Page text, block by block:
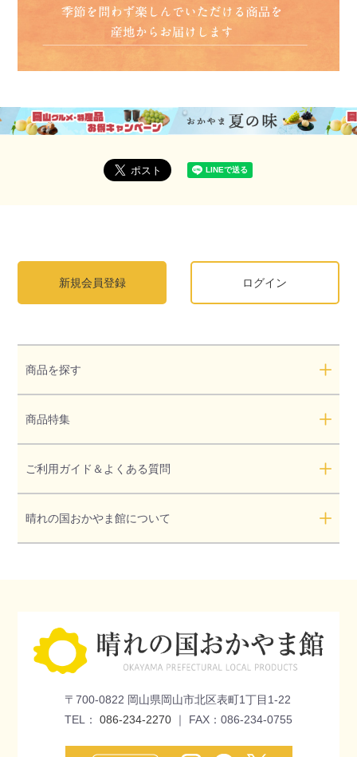
新規会員登録 ログイン
商品を探す
商品特集
ご利用ガイド＆よくある質問
晴れの国おかやま館について
〒700-0822 岡山県岡山市北区表町1丁目1-22
TEL： 086-234-2270 ｜ FAX：086-234-0755